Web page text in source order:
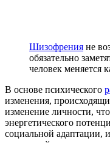
Шизофрения не
обязательно
человек меняется
В основе психического
изменения,
изменение личности,
энергетического
социальной адаптации,